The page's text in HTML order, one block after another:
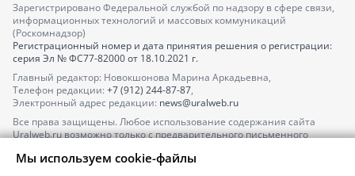
Зарегистрировано Федеральной службой по надзору в сфере связи,
информационных технологий и массовых коммуникаций
(Роскомнадзор)
Регистрационный номер и дата принятия решения о регистрации:
серия Эл № ФС77-82000от 18.10.2021 г.
Главный редактор: Новокшонова Марина Аркадьевна,
Телефон редакции: +7 (912) 244-87-87,
Электронный адрес редакции: news@uralweb.ru
Все права защищены. Любое использование содержания сайта
Uralweb.ru возможно только с предварительного письменного
По вопросам размещения рекламы обращайтесь по тел.
Мы используем cookie-файлы